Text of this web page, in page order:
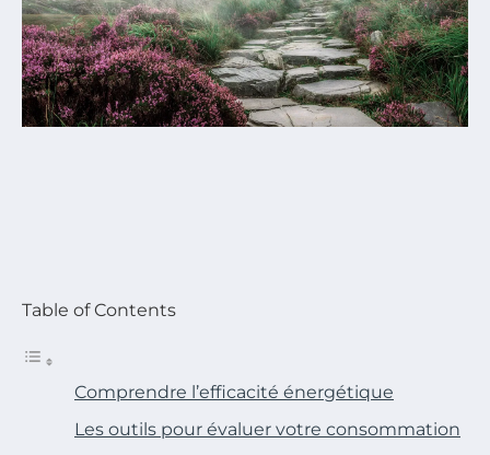
Table of Contents
Comprendre l’efficacité énergétique
Les outils pour évaluer votre consommation